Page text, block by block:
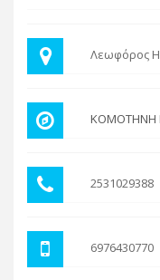
Λεωφόρος
ΚΟΜΟΤΗΝΗ
2531029388
6976430770